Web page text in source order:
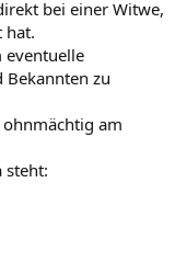
bei einer Witwe,
hat.
eventuelle
zu
am
steht: